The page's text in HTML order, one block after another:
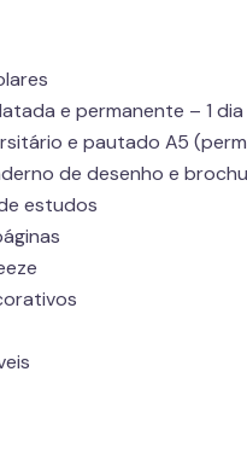
e permanente – 1
e pautado A5
de desenho e
estudos